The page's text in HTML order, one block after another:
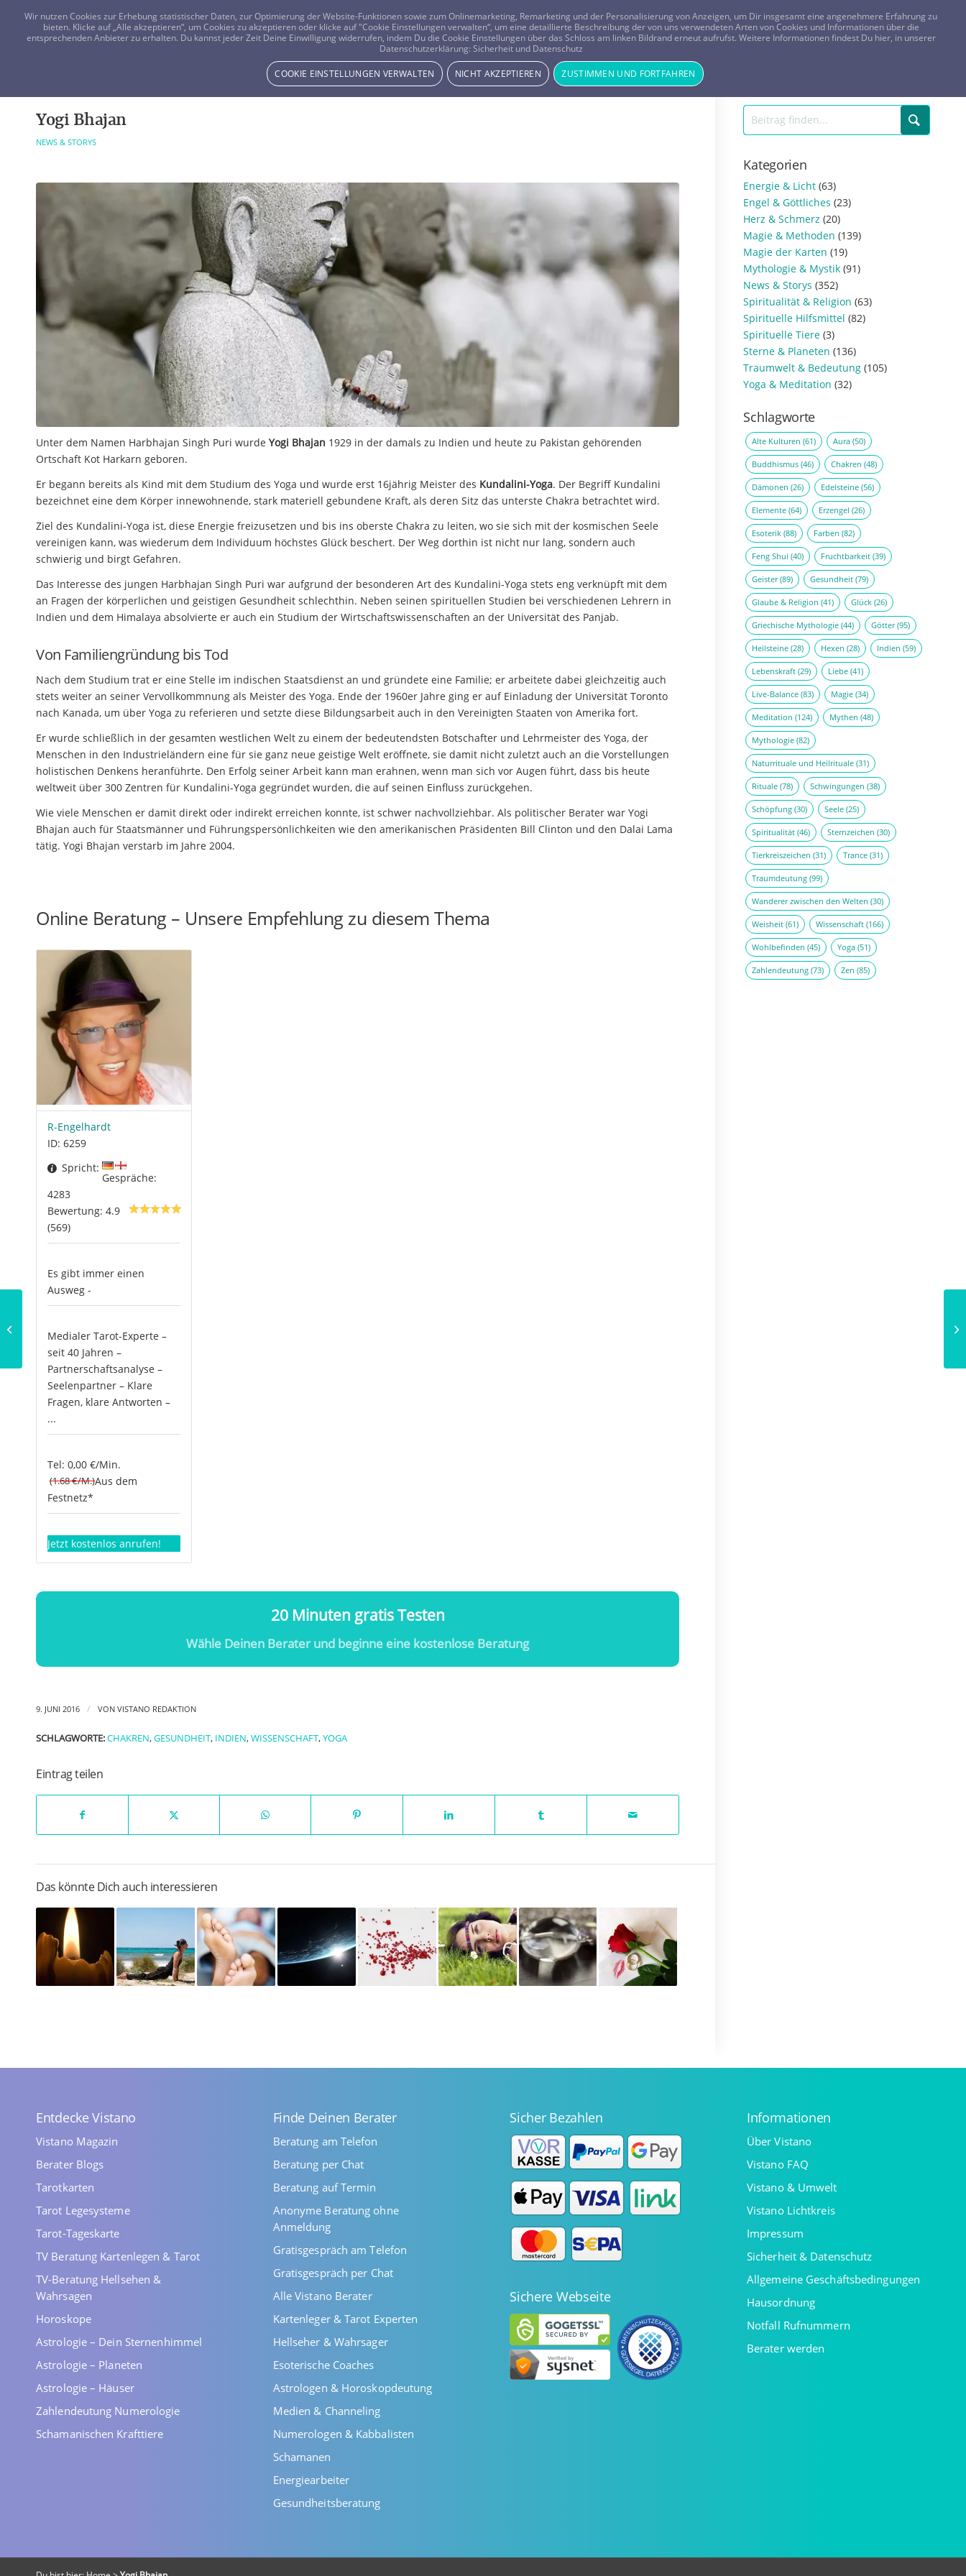
FRAGEN? KOSTENLOS ANRUFEN: 0800-8478266
Beratung Horoskope Tageskarte Magazin ANMELDEN REGISTRIEREN
Yogi Bhajan
NEWS & STORYS
Unter dem Namen Harbhajan Singh Puri wurde Yogi Bhajan 1929 in der damals zu Indien und heute zu Pakistan gehörenden
Ortschaft Kot Harkarn geboren.
Er begann bereits als Kind mit dem Studium des Yoga und wurde erst 16jährig Meister des Kundalini-Yoga. Der Begriff Kundalini
bezeichnet eine dem Körper innewohnende, stark materiell gebundene Kraft, als deren Sitz das unterste Chakra betrachtet wird.
Ziel des Kundalini-Yoga ist, diese Energie freizusetzen und bis ins oberste Chakra zu leiten, wo sie sich mit der kosmischen Seele
vereinigen kann, was wiederum dem Individuum höchstes Glück beschert. Der Weg dorthin ist nicht nur lang, sondern auch
schwierig und birgt Gefahren.
Das Interesse des jungen Harbhajan Singh Puri war aufgrund der besonderen Art des Kundalini-Yoga stets eng verknüpft mit dem
an Fragen der körperlichen und geistigen Gesundheit schlechthin. Neben seinen spirituellen Studien bei verschiedenen Lehrern in
Indien und dem Himalaya absolvierte er auch ein Studium der Wirtschaftswissenschaften an der Universität des Panjab.
Von Familiengründung bis Tod
Nach dem Studium trat er eine Stelle im indischen Staatsdienst an und gründete eine Familie; er arbeitete dabei gleichzeitig auch
stets weiter an seiner Vervollkommnung als Meister des Yoga. Ende der 1960er Jahre ging er auf Einladung der Universität Toronto
nach Kanada, um über Yoga zu referieren und setzte diese Bildungsarbeit auch in den Vereinigten Staaten von Amerika fort.
Er wurde schließlich in der gesamten westlichen Welt zu einem der bedeutendsten Botschafter und Lehrmeister des Yoga, der
Menschen in den Industrieländern eine für sie ganz neue geistige Welt eröffnete, sie damit nicht zuletzt auch an die Vorstellungen
holistischen Denkens heranführte. Den Erfolg seiner Arbeit kann man erahnen, wenn man sich vor Augen führt, dass bis heute
weltweit über 300 Zentren für Kundalini-Yoga gegründet wurden, die auf seinen Einfluss zurückgehen.
Wie viele Menschen er damit direkt oder indirekt erreichen konnte, ist schwer nachvollziehbar. Als politischer Berater war Yogi
Bhajan auch für Staatsmänner und Führungspersönlichkeiten wie den amerikanischen Präsidenten Bill Clinton und den Dalai Lama
tätig. Yogi Bhajan verstarb im Jahre 2004.
Online Beratung – Unsere Empfehlung zu diesem Thema
R-Engelhardt
ID: 6259
Spricht:
Gespräche:
4283
Bewertung: 4.9
(569)
Es gibt immer einen
Ausweg -
Medialer Tarot-Experte –
seit 40 Jahren –
Partnerschaftsanalyse –
Seelenpartner – Klare
Fragen, klare Antworten –
...
Tel: 0,00 €/Min.
(1.68 €/M.)Aus dem
Festnetz*
Jetzt kostenlos anrufen!
20 Minuten gratis Testen
Wähle Deinen Berater und beginne eine kostenlose Beratung
9. JUNI 2016 / VON VISTANO REDAKTION
SCHLAGWORTE:CHAKREN,GESUNDHEIT, INDIEN,WISSENSCHAFT,YOGA
Eintrag teilen
Das könnte Dich auch interessieren
Kategorien
Energie & Licht (63)
Engel & Göttliches (23)
Herz & Schmerz (20)
Magie & Methoden (139)
Magie der Karten (19)
Mythologie & Mystik (91)
News & Storys (352)
Spiritualität & Religion (63)
Spirituelle Hilfsmittel (82)
Spirituelle Tiere (3)
Sterne & Planeten (136)
Traumwelt & Bedeutung (105)
Yoga & Meditation (32)
Schlagworte
Alte Kulturen (61) Aura (50)
Buddhismus (46) Chakren (48)
Dämonen (26) Edelsteine (56)
Elemente (64) Erzengel (26)
Esoterik (88) Farben (82)
Feng Shui (40) Fruchtbarkeit (39)
Geister(89) Gesundheit (79)
Glaube & Religion (41) Glück (26)
Griechische Mythologie (44) Götter(95)
Heilsteine (28) Hexen (28) Indien (59)
Lebenskraft (29) Liebe (41)
Live-Balance (83) Magie (34)
Meditation (124) Mythen (48)
Mythologie (82)
Naturrituale und Heilrituale (31)
Rituale (78) Schwingungen (38)
Schöpfung (30) Seele (25)
Spiritualität (46) Sternzeichen (30)
Tierkreiszeichen (31) Trance (31)
Traumdeutung (99)
Wanderer zwischen den Welten (30)
Weisheit (61) Wissenschaft (166)
Wohlbefinden (45) Yoga (51)
Zahlendeutung (73) Zen (85)
Entdecke Vistano
Vistano Magazin
Berater Blogs
Tarotkarten
Tarot Legesysteme
Tarot-Tageskarte
TV Beratung Kartenlegen & Tarot
TV-Beratung Hellsehen &
Wahrsagen
Horoskope
Astrologie – Dein Sternenhimmel
Astrologie – Planeten
Astrologie – Häuser
Zahlendeutung Numerologie
Schamanischen Krafttiere
Finde Deinen Berater
Beratung am Telefon
Beratung per Chat
Beratung auf Termin
Anonyme Beratung ohne
Anmeldung
Gratisgespräch am Telefon
Gratisgespräch per Chat
Alle Vistano Berater
Kartenleger & Tarot Experten
Hellseher & Wahrsager
Esoterische Coaches
Astrologen & Horoskopdeutung
Medien & Channeling
Numerologen & Kabbalisten
Schamanen
Energiearbeiter
Gesundheitsberatung
Sicher Bezahlen
Sichere Webseite
Informationen
Über Vistano
Vistano FAQ
Vistano & Umwelt
Vistano Lichtkreis
Impressum
Sicherheit & Datenschutz
Allgemeine Geschäftsbedingungen
Hausordnung
Notfall Rufnummern
Berater werden
dem Zen-Buddhismus
Wir nutzen Cookies zur Erhebung statistischer Daten, zur Optimierung der Website-Funktionen sowie zum Onlinemarketing, Remarketing und der Personalisierung von Anzeigen, um Dir insgesamt eine angenehmere Erfahrung zu
bieten. Klicke auf „Alle akzeptieren“, um Cookies zu akzeptieren oder klicke auf "Cookie Einstellungen verwalten“, um eine detaillierte Beschreibung der von uns verwendeten Arten von Cookies und Informationen über die
entsprechenden Anbieter zu erhalten. Du kannst jeder Zeit Deine Einwilligung widerrufen, indem Du die Cookie Einstellungen über das Schloss am linken Bildrand erneut aufrufst. Weitere Informationen findest Du hier, in unserer
Datenschutzerklärung: Sicherheit und Datenschutz
COOKIE EINSTELLUNGEN VERWALTEN NICHT AKZEPTIEREN ZUSTIMMEN UND FORTFAHREN